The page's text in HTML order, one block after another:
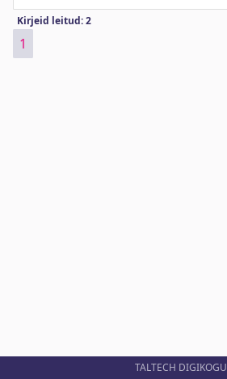
Kirjeid leitud: 2
1
TALTECH DIGIKOGU